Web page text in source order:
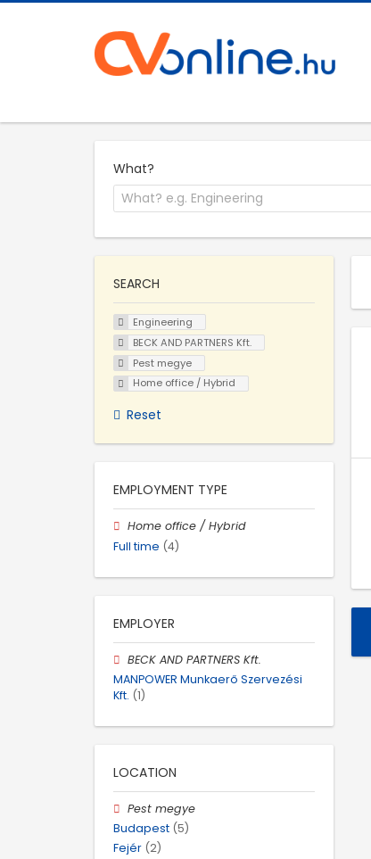
What?
SEARCH
Engineering
BECK AND PARTNERS Kft.
Pest megye
Home office / Hybrid
Reset
EMPLOYMENT TYPE
Home office / Hybrid
Full time (4)
EMPLOYER
BECK AND PARTNERS Kft.
MANPOWER Munkaerő Szervezési
Kft. (1)
LOCATION
Pest megye
Budapest (5)
Fejér (2)